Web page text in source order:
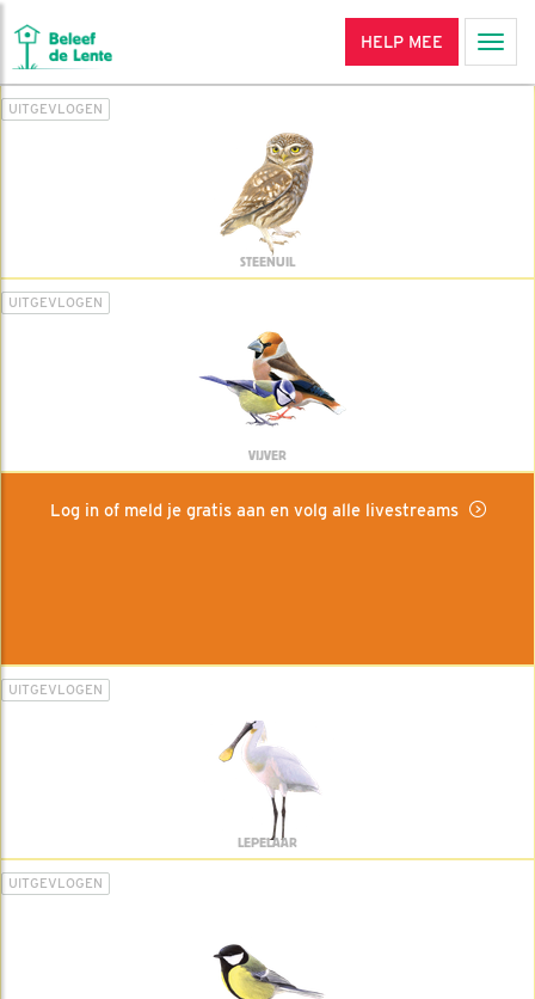
HELP MEE
UITGEVLOGEN
STEENUIL
UITGEVLOGEN
VIJVER
Log in of meld je gratis aan en volg alle livestreams
UITGEVLOGEN
LEPELAAR
UITGEVLOGEN